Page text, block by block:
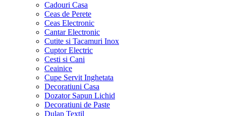
Cadouri Casa
Ceas de Perete
Ceas Electronic
Cantar Electronic
Cutite si Tacamuri Inox
Cuptor Electric
Cesti si Cani
Ceainice
Cupe Servit Inghetata
Decoratiuni Casa
Dozator Sapun Lichid
Decoratiuni de Paste
Dulap Textil